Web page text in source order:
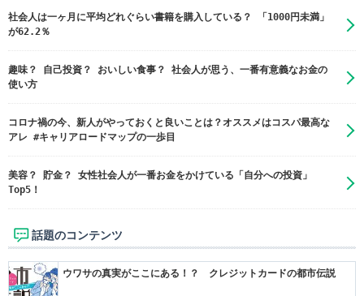
社会人は一ヶ月に平均どれぐらい書籍を購入している？ 「1000円未満」
が62.2％
趣味？ 自己投資？ おいしい食事？ 社会人が思う、一番有意義なお金の
使い方
コロナ禍の今、新人がやっておくと良いことは？オススメはコスパ最高な
アレ #キャリアロードマップの一歩目
美容？ 貯金？ 女性社会人が一番お金をかけている「自分への投資」
Top5！
話題のコンテンツ
ウワサの真実がここにある！？ クレジットカードの都市伝説